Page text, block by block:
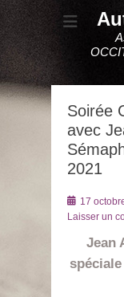
Soirée
avec
2021
Posté
le
17
Laisser un
Jean
spéciale